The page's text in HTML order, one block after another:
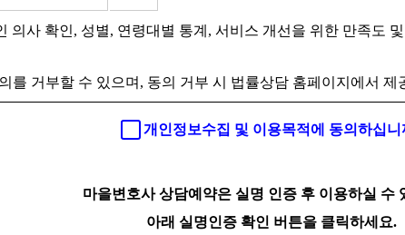
의사 확인, 성별, 연령대별 통계, 서비스 개선을 위한 만족도
를 거부할 수 있으며, 동의 거부 시 법률상담 홈페이지에서
개인정보수집 및 이용목적에 동의하십니
마을변호사 상담예약은 실명 인증 후 이용하실 수
아래 실명인증 확인 버튼을 클릭하세요.